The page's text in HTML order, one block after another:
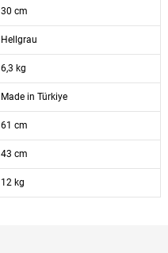
30 cm
Hellgrau
6,3 kg
Made in Türkiye
61 cm
43 cm
12 kg